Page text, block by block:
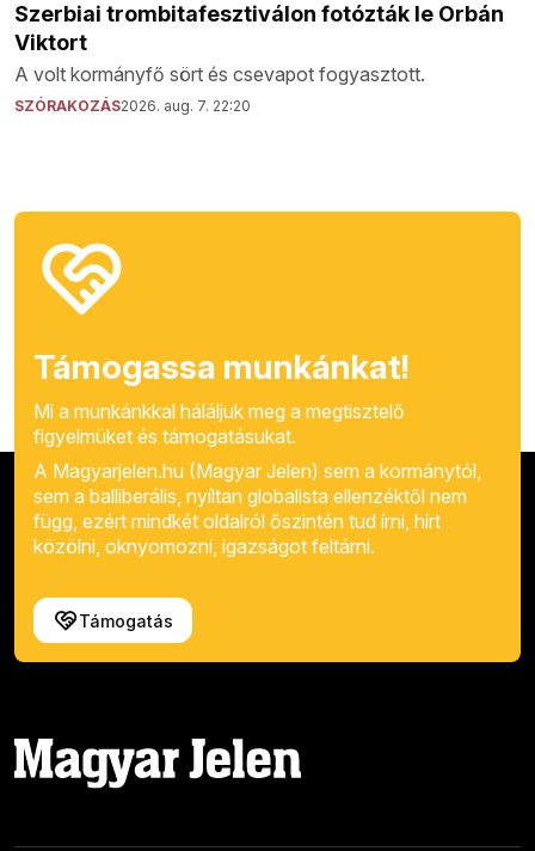
Szerbiai trombitafesztiválon fotózták le Orbán
Viktort
A volt kormányfő sört és csevapot fogyasztott.
SZÓRAKOZÁS2026. aug. 7. 22:20
Támogassa munkánkat!
Mi a munkánkkal háláljuk meg a megtisztelő
figyelmüket és támogatásukat.
A Magyarjelen.hu (Magyar Jelen) sem a kormánytól,
sem a balliberális, nyíltan globalista ellenzéktől nem
függ, ezért mindkét oldalról őszintén tud írni, hírt
közölni, oknyomozni, igazságot feltárni.
Támogatás